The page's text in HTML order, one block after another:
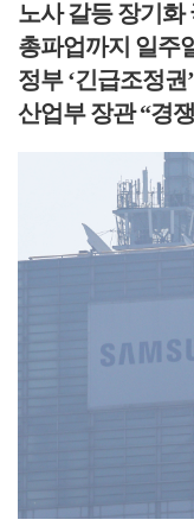
노사 갈등 장기화
총파업까지 일주
정부 ‘긴급조정권
산업부 장관 “경